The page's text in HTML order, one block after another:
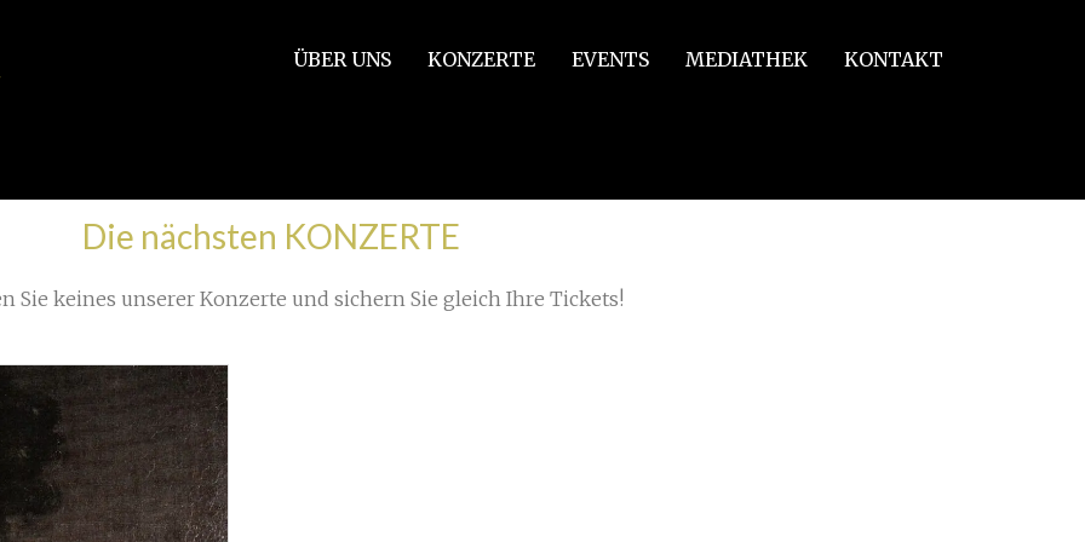
ÜBER UNS KONZERTE EVENTS MEDIATHEK KONTAKT
koncertu, část 1
Die nächsten KONZERTE
Sie keines unserer Konzerte und sichern Sie gleich Ihre Tickets!